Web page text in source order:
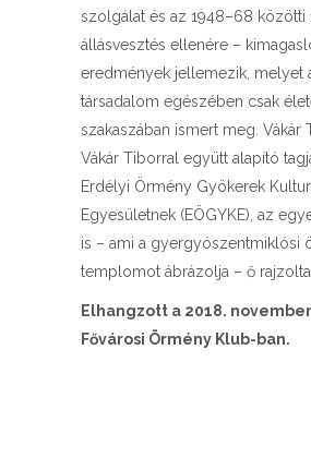
szolgálat és az 1948–68 közötti
állásvesztés ellenére –
eredmények jellemezik, melyet
társadalom egészében csak
szakaszában ismert meg. Vákár
Vákár Tiborral együtt alapító
Erdélyi Örmény Gyökerek
Egyesületnek (EÖGYKE), az
is – ami a gyergyószentmiklósi
templomot ábrázolja – ő rajzolta
Elhangzott a 2018.
Fővárosi Örmény Klub-ban.